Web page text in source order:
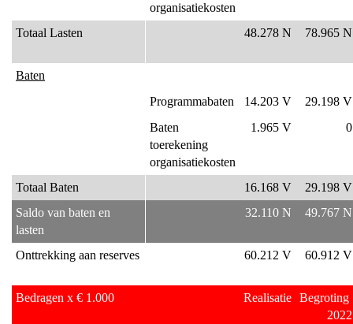
organisatiekosten
Totaal Lasten 48.278 N 78.965 N
Baten
Programmabaten
14.203 V
29.198 V
Baten
toerekening
organisatiekosten
1.965 V 0
Totaal Baten 16.168 V
29.198 V
Saldo van baten en
lasten
32.110 N 49.767 N
Onttrekking aan reserves 60.212 V 60.912 V
Bedragen x € 1.000 Realisatie Begroting
2022